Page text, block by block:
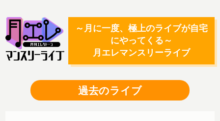
～月に一度、極上のライブが自宅
にやってくる～
月エレマンスリーライブ
過去のライブ